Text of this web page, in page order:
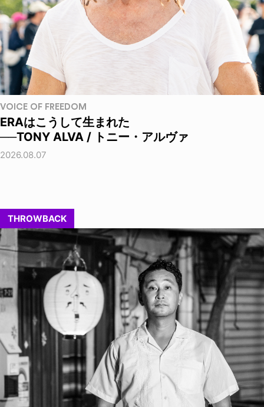
VOICE OF FREEDOM
ERAはこうして生まれた
──TONY ALVA / トニー・アルヴァ
2026.08.07
THROWBACK